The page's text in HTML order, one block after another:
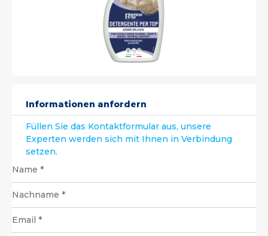
Informationen anfordern
Füllen Sie das Kontaktformular aus, unsere
Experten werden sich mit Ihnen in Verbindung
setzen.